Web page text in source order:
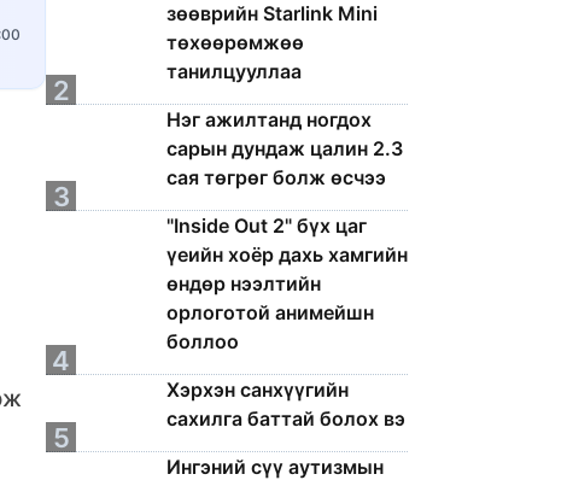
зөөврийн Starlink Mini
төхөөрөмжөө
танилцууллаа
2
Нэг ажилтанд ногдох
сарын дундаж цалин 2.3
сая төгрөг болж өсчээ
3
"Inside Out 2" бүх цаг
үеийн хоёр дахь хамгийн
өндөр нээлтийн
орлоготой анимейшн
боллоо
4
Хэрхэн санхүүгийн
сахилга баттай болох вэ
5
Ингэний сүү аутизмын